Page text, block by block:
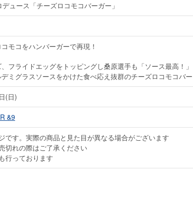
ュース「チーズロコモコバーガー」
モコをハンバーガーで再現！
フライドエッグをトッピングし桑原選手も「ソース最高！
ミグラスソースをかけた食べ応え抜群のチーズロコモコバー
(日)
&9
です。実際の商品と見た目が異なる場合がございます
切れの際はご了承ください
行っております